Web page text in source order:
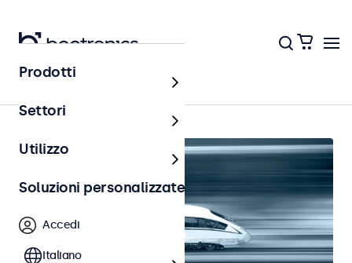
Ferrovia
Prodotti
Settori
Utilizzo
Soluzioni personalizzate
Accedi
Italiano